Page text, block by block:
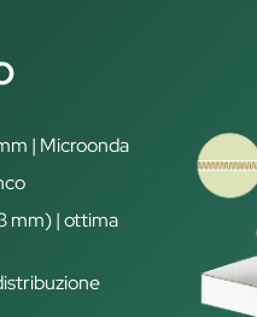
| Microonda
mm) | ottima